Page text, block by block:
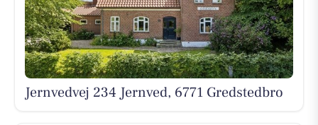
Jernvedvej 234 Jernved, 6771 Gredstedbro